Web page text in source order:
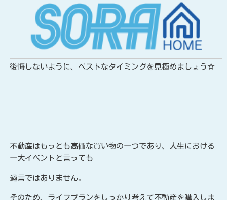
後悔しないように、ベストなタイミングを見極めましょう☆
不動産はもっとも高価な買い物の一つであり、人生における
一大イベントと言っても
過言ではありません。